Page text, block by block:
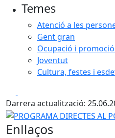
Temes
Atenció a les
Gent gran
Ocupació i
Joventut
Cultura, festes i
Darrera actualització:
PROGRAMA DIRECTES AL
Enllaços